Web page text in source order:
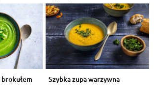
brokułem Szybka zupa warzywna